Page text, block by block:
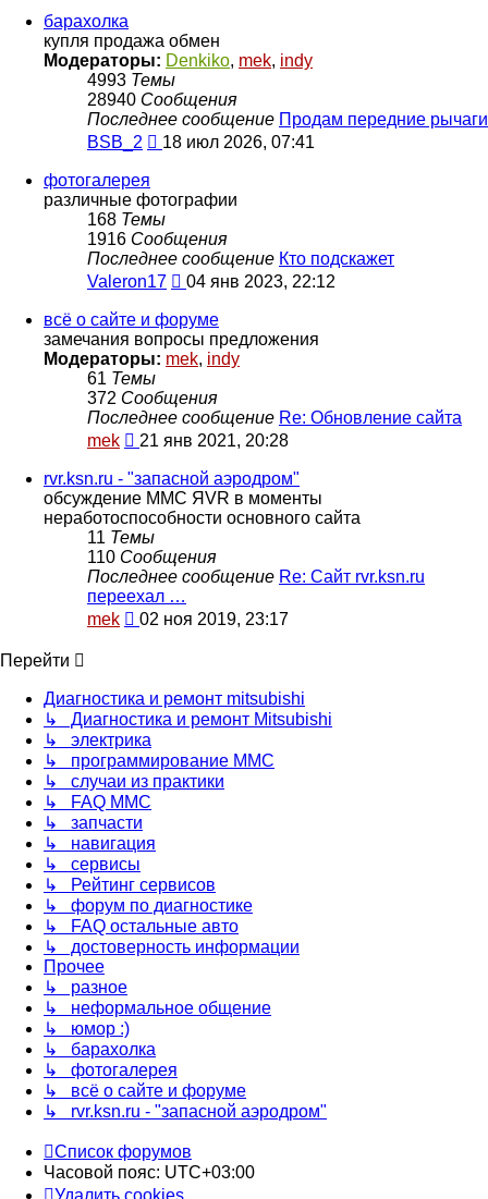
сообщению
барахолка
купля продажа обмен
Модераторы: Denkiko, mek, indy
4993 Темы
28940 Сообщения
Последнее сообщение Продам передние рычаги
BSB_2
Перейти
сообщению
18 июл 2026, 07:41
фотогалерея
различные фотографии
168 Темы
1916 Сообщения
Последнее сообщение Кто подскажет
Valeron17
Перейти
последнему
сообщению
04 янв 2023, 22:12
всё о сайте и форуме
замечания вопросы предложения
Модераторы: mek, indy
61 Темы
372 Сообщения
Последнее сообщение Re: Обновление сайта
mek
Перейти
последнему
сообщению
21 янв 2021, 20:28
rvr.ksn.ru - "запасной аэродром"
обсуждение ММС ЯVR в моменты
неработоспособности основного сайта
11 Темы
110 Сообщения
Последнее сообщение Re: Сайт rvr.ksn.ru
переехал …
mek
Перейти
02 ноя 2019, 23:17
Перейти
Диагностика и ремонт mitsubishi
↳ Диагностика и ремонт Mitsubishi
↳ электрика
↳ программирование MMC
↳ случаи из практики
↳ FAQ MMC
↳ запчасти
↳ навигация
↳ сервисы
↳ Рейтинг сервисов
↳ форум по диагностике
↳ FAQ остальные авто
↳ достоверность информации
Прочее
↳ разное
↳ неформальное общение
↳ юмор :)
↳ барахолка
↳ фотогалерея
↳ всё о сайте и форуме
↳ rvr.ksn.ru - "запасной аэродром"
Список форумов
Часовой пояс: UTC+03:00